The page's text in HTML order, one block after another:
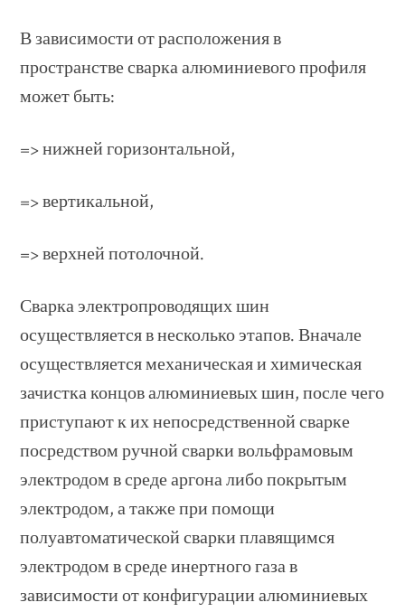
В зависимости от расположения в
пространстве сварка алюминиевого профиля
может быть:
=> нижней горизонтальной,
=> вертикальной,
=> верхней потолочной.
Сварка электропроводящих шин
осуществляется в несколько этапов. Вначале
осуществляется механическая и химическая
зачистка концов алюминиевых шин, после чего
приступают к их непосредственной сварке
посредством ручной сварки вольфрамовым
электродом в среде аргона либо покрытым
электродом, а также при помощи
полуавтоматической сварки плавящимся
электродом в среде инертного газа в
зависимости от конфигурации алюминиевых